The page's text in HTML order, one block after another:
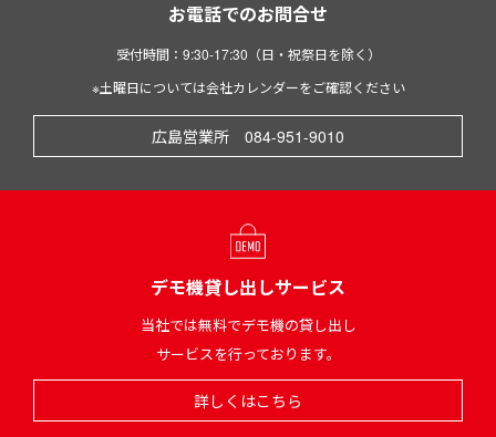
お電話でのお問合せ
受付時間：9:30-17:30（日・祝祭日を除く）
※土曜日については会社カレンダーをご確認ください
広島営業所 084-951-9010
デモ機貸し出しサービス
当社では無料でデモ機の貸し出し
サービスを行っております。
詳しくはこちら